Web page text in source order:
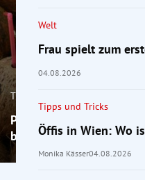
Trend Hub
Plötzlich trinken alle
berechtigt?
Welt
Frau spielt zum
04.08.2026
Tipps und Tricks
Öffis in Wien: Wo
Monika Kässer04.08.2026